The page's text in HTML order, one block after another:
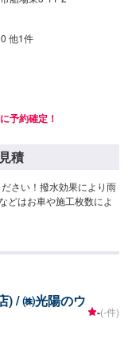
他1件
予約確定！
積
さい！撥水効果により雨
どはお車や施工枚数によ
) / ㈱光陽のウ
-(-件)